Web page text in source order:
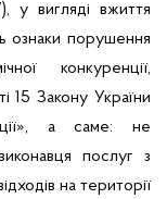
у вигляді вжиття
ознаки порушення
конкуренції,
15 Закону України
а саме: не
послуг з
на території